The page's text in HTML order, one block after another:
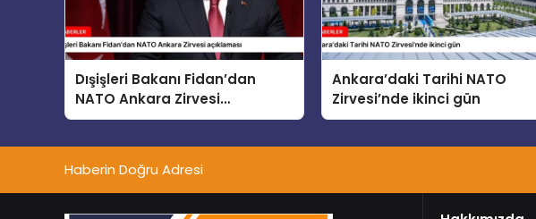
Dışişleri Bakanı Fidan’dan
NATO Ankara Zirvesi
açıklaması
Ankara’daki Tarihi NATO
Zirvesi’nde ikinci gün
Haberin Doğru Adresi